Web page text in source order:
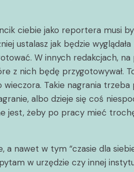
ciebie jako reportera musi
ustalasz jak będzie
W innych redakcjach,
nich będę przygotowywał.
Takie nagrania
albo dzieje się coś
żeby po pracy mieć
nawet w tym “czasie dla
w urzędzie czy innej